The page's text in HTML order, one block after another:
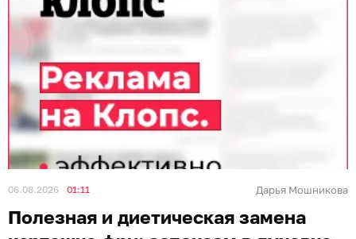
06.08.2026 01:11 Дарья Мошникова
Полезная и диетическая замена